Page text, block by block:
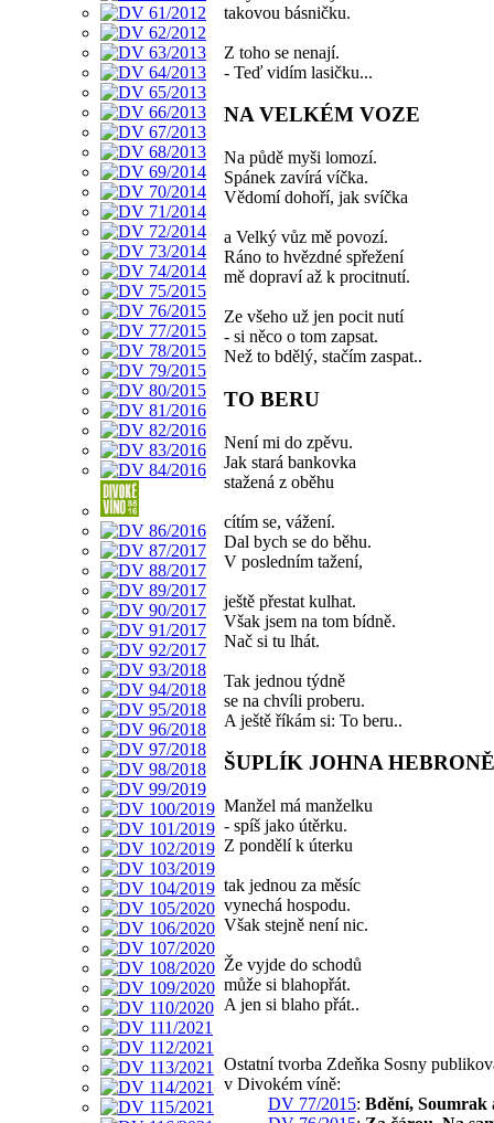
takovou básničku.
Z toho se nenají.
- Teď vidím lasičku...
NA VELKÉM VOZE
Na půdě myši lomozí.
Spánek zavírá víčka.
Vědomí dohoří, jak svíčka
a Velký vůz mě povozí.
Ráno to hvězdné spřežení
mě dopraví až k procitnutí.
Ze všeho už jen pocit nutí
- si něco o tom zapsat.
Než to bdělý, stačím zaspat..
TO BERU
Není mi do zpěvu.
Jak stará bankovka
stažená z oběhu
cítím se, vážení.
Dal bych se do běhu.
V posledním tažení,
ještě přestat kulhat.
Však jsem na tom bídně.
Nač si tu lhát.
Tak jednou týdně
se na chvíli proberu.
A ještě říkám si: To beru..
ŠUPLÍK JOHNA HEBRONĚ
Manžel má manželku
- spíš jako útěrku.
Z pondělí k úterku
tak jednou za měsíc
vynechá hospodu.
Však stejně není nic.
Že vyjde do schodů
může si blahopřát.
A jen si blaho přát..
Ostatní tvorba Zdeňka Sosny
v Divokém víně:
DV 77/2015: Bdění, Soumrak